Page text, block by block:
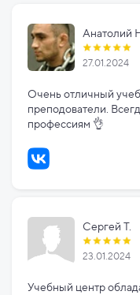
Анатолий
27.01.2024
Очень отличный
преподователи.
профессиям 👌
Сергей Т.
23.01.2024
Учебный центр